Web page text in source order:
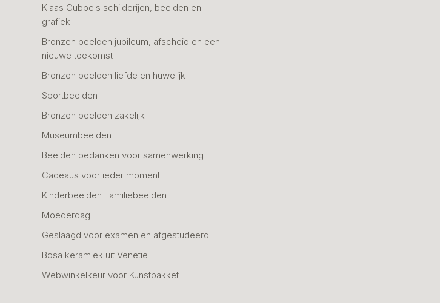
Klaas Gubbels schilderijen, beelden en
grafiek
Bronzen beelden jubileum, afscheid en een
nieuwe toekomst
Bronzen beelden liefde en huwelijk
Sportbeelden
Bronzen beelden zakelijk
Museumbeelden
Beelden bedanken voor samenwerking
Cadeaus voor ieder moment
Kinderbeelden Familiebeelden
Moederdag
Geslaagd voor examen en afgestudeerd
Bosa keramiek uit Venetië
Webwinkelkeur voor Kunstpakket